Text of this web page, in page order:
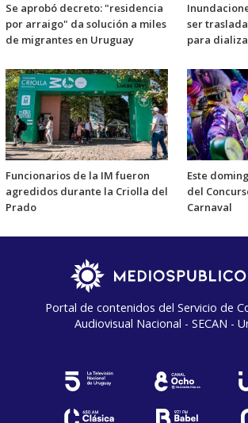
Se aprobó decreto: "residencia
por arraigo" da solución a miles
de migrantes en Uruguay
ser
para
Funcionarios de la IM fueron
agredidos durante la Criolla del
Prado
Este
del
Carnaval
Portal de contenidos del Servicio de
Audiovisual Nacional - SECAN -